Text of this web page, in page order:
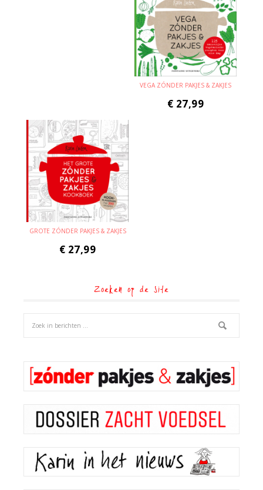
VEGA ZÓNDER PAKJES & ZAKJES
€ 27,99
GROTE ZÓNDER PAKJES & ZAKJES
€ 27,99
Zoeken op de site